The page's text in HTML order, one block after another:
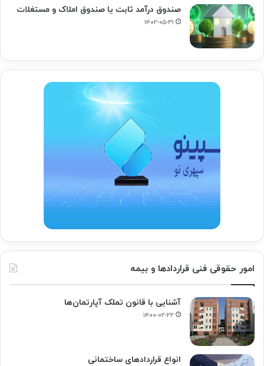
صندوق درآمد ثابت یا صندوق املاک و مستغلات
۱۴۰۲-۰۵-۳۱
امور حقوقی فنی قراردادها و بیمه
آشنایی با قانون تملک آپارتمان‌ها
۱۴۰۰-۰۲-۲۲
انواع قراردادهای ساختمانی